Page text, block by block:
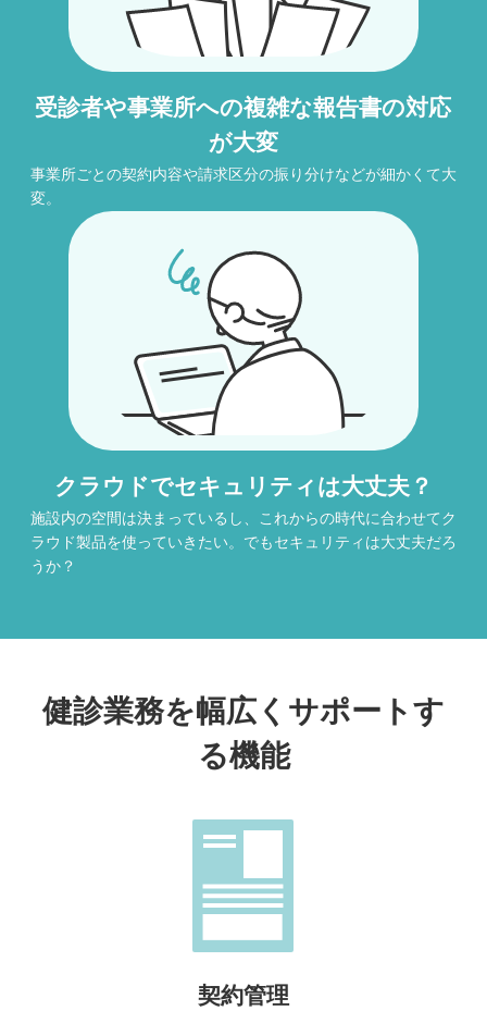
受診者や事業所への複雑な報告書の対応
が大変
事業所ごとの契約内容や請求区分の振り分けなどが細かくて大
変。
クラウドでセキュリティは大丈夫？
施設内の空間は決まっているし、これからの時代に合わせてク
ラウド製品を使っていきたい。でもセキュリティは大丈夫だろ
うか？
健診業務を幅広くサポートす
る機能
契約管理